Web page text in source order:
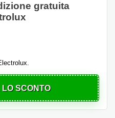
gratuita
SCONTO